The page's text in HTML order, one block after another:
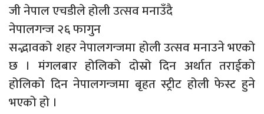
जी नेपाल एचडीले होली उत्सव मनाउँदै
नेपालगन्ज २६ फागुन
सद्भावको शहर नेपालगन्जमा होली उत्सव मनाउने भएको
छ । मंगलबार होलिको दोस्रो दिन अर्थात तराईको
होलिको दिन नेपालगन्जमा बृहत स्ट्रीट होली फेस्ट हुने
भएको हो ।